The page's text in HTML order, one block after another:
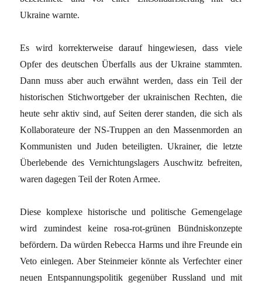
Ukraine warnte.
Es wird korrekterweise darauf hingewiesen, dass viele
Opfer des deutschen Überfalls aus der Ukraine stammten.
Dann muss aber auch erwähnt werden, dass ein Teil der
historischen Stichwortgeber der ukrainischen Rechten, die
heute sehr aktiv sind, auf Seiten derer standen, die sich als
Kollaborateure der NS-Truppen an den Massenmorden an
Kommunisten und Juden beteiligten. Ukrainer, die letzte
Überlebende des Vernichtungslagers Auschwitz befreiten,
waren dagegen Teil der Roten Armee.
Diese komplexe historische und politische Gemengelage
wird zumindest keine rosa-rot-grünen Bündniskonzepte
befördern. Da würden Rebecca Harms und ihre Freunde ein
Veto einlegen. Aber Steinmeier könnte als Verfechter einer
neuen Entspannungspolitik gegenüber Russland und mit